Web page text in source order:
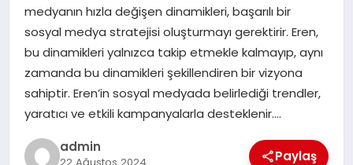
SAĞLIK
EĞITIM
medyanın hızla değişen dinamikleri, başarılı bir
sosyal medya stratejisi oluşturmayı gerektirir. Eren,
bu dinamikleri yalnızca takip etmekle kalmayıp, aynı
zamanda bu dinamikleri şekillendiren bir vizyona
sahiptir. Eren’in sosyal medyada belirlediği trendler,
yaratıcı ve etkili kampanyalarla desteklenir….
admin
Paylaş